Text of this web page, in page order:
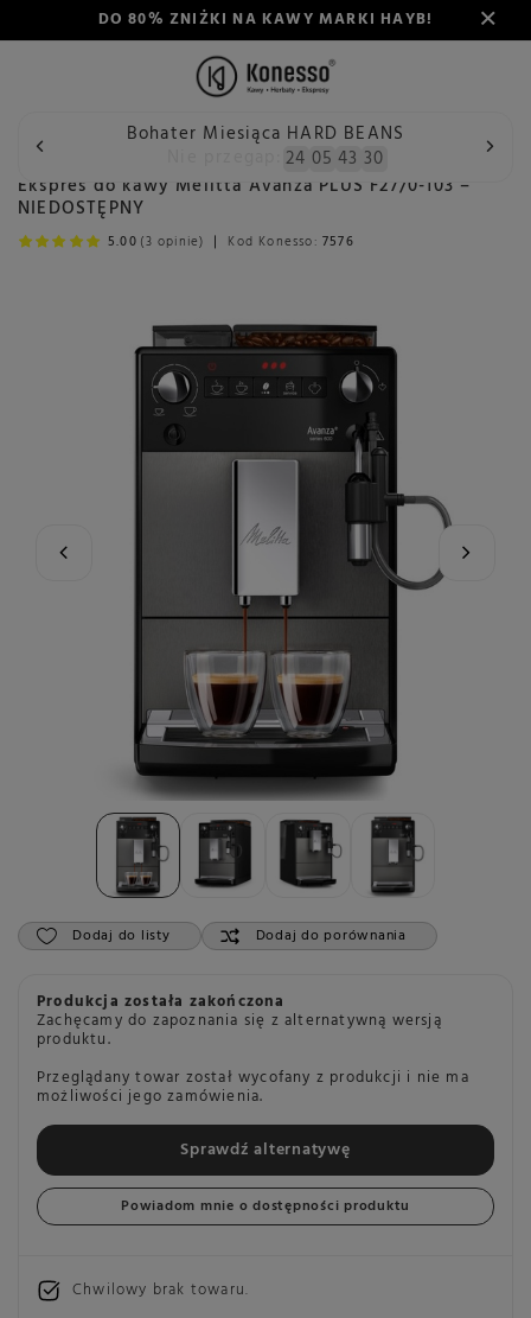
DO 80% ZNIŻKI NA KAWY MARKI HAYB!
Bohater Miesiąca HARD BEANS
24 05 43 29
Wstecz Konesso Ekspres do kawy Melitta Avanza PLUS
Ekspres do kawy Melitta Avanza PLUS F27/0-103 –
NIEDOSTĘPNY
5.00 (3 opinie) Kod Konesso: 7576
Dodaj do listy Dodaj do porównania
Produkcja została zakończona
Zachęcamy do zapoznania się z alternatywną wersją
produktu.
Przeglądany towar został wycofany z produkcji i nie ma
możliwości jego zamówienia.
Sprawdź alternatywę
Powiadom mnie o dostępności produktu
Chwilowy brak towaru